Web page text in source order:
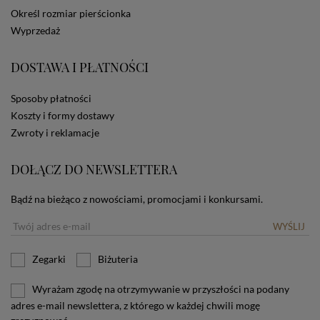
dotyczących cookies oznacza, że będą one
użytkownika. Jeżeli użytkownik nie wyraża zgody na
ustawienia swojej przeglądarki.
Określ rozmiar pierścionka
Wyprzedaż
DOSTAWA I PŁATNOŚCI
Sposoby płatności
Koszty i formy dostawy
Zwroty i reklamacje
DOŁĄCZ DO NEWSLETTERA
Bądź na bieżąco z nowościami, promocjami i konkursami.
WYŚLIJ
Zegarki Biżuteria
Wyrażam zgodę na otrzymywanie w przyszłości na podany
adres e-mail newslettera, z którego w każdej chwili mogę